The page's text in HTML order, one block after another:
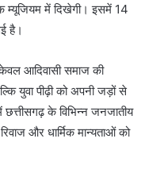
म्यूजियम में दिखेगी। इसमें 14
है।
आदिवासी समाज की
युवा पीढ़ी को अपनी जड़ों से
के विभिन्न जनजातीय
और धार्मिक मान्यताओं को